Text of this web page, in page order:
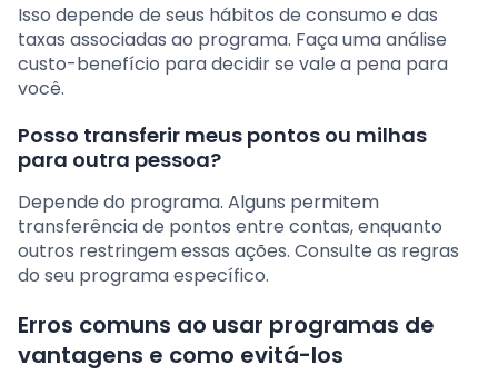
Isso depende de seus hábitos de consumo e das
taxas associadas ao programa. Faça uma análise
custo-benefício para decidir se vale a pena para
você.
Posso transferir meus pontos ou milhas
para outra pessoa?
Depende do programa. Alguns permitem
transferência de pontos entre contas, enquanto
outros restringem essas ações. Consulte as regras
do seu programa específico.
Erros comuns ao usar programas de
vantagens e como evitá-los